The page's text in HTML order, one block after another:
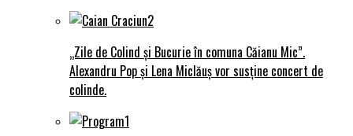
„Zile de Colind și Bucurie în comuna Căianu Mic”.
Alexandru Pop și Lena Miclăuș vor susține concert de
colinde.